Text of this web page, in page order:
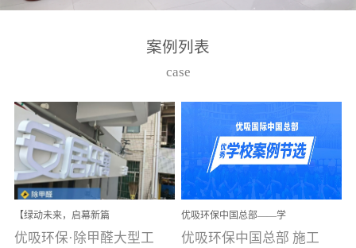
高技能的团队。汇聚了众
取得了多项产品技术专利
和多项国家版权局著作
权，获得高新技术企业称
号。生产优势自主生产自
给自足，优吸公司于2015
在广州番禺区成功建立产
品线生产基地，工厂拥有
案例列表
case
【绿动未来，启幕新篇
章】优吸环保中标深圳安
居乐寓，超大型工装室内
优吸环保·除甲醛大型工
优吸环保中国总部——学
校施工案例(节选)
优吸环保中国总部 施工